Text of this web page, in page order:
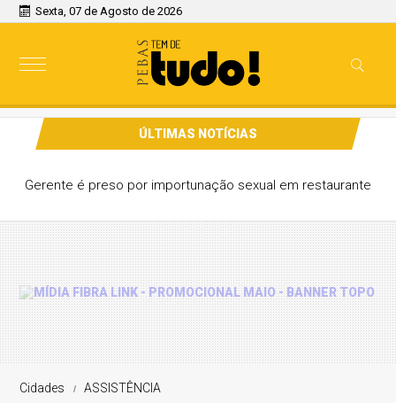
Sexta, 07 de Agosto de 2026
ÚLTIMAS NOTÍCIAS
Gerente é preso por importunação sexual em restaurante
Cidades ASSISTÊNCIA